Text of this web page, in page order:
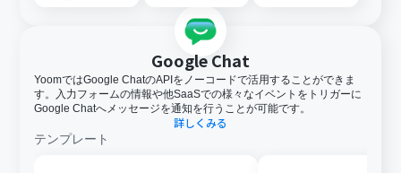
Google Chat
YoomではGoogle ChatのAPIをノーコードで活用することができま
す。入力フォームの情報や他SaaSでの様々なイベントをトリガーに
Google Chatへメッセージを通知を行うことが可能です。
詳しくみる
テンプレート